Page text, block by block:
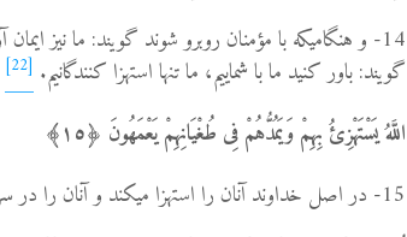
14- و هنگامی­که با مؤمنان روبرو شوند گویند: ما نیز ایمان آورده ایم و آن­گاه که با شیاطین
گویند: باور کنید ما با شماییم، ما تنها استهزا کنندگانیم. [22]
اللَّهُ یَسْتَهْزِئُ بِهِمْ وَیَمُدُّهُمْ فِی طُغْیَانِهِمْ یَعْمَهُونَ ﴿١٥﴾
15- در اصل خداوند آنان را استهزا می­کند و آنان را در سرکشی شان رها می­کند تا سرگشته بمانند.